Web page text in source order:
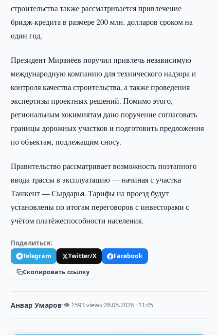
строительства также рассматривается привлечение
бридж-кредита в размере 200 млн. долларов сроком на
один год.
Президент Мирзиёев поручил привлечь независимую
международную компанию для технического надзора и
контроля качества строительства, а также проведения
экспертизы проектных решений. Помимо этого,
региональным хокимиятам дано поручение согласовать
границы дорожных участков и подготовить предложения
по объектам, подлежащим сносу.
Правительство рассматривает возможность поэтапного
ввода трассы в эксплуатацию — начиная с участка
Ташкент — Сырдарья. Тарифы на проезд будут
установлены по итогам переговоров с инвесторами с
учётом платёжеспособности населения.
Поделиться:
Telegram Twitter/X
Facebook
Скопировать ссылку
Анвар Умаров·👁 1593 views·28.05.2026 · 11:45